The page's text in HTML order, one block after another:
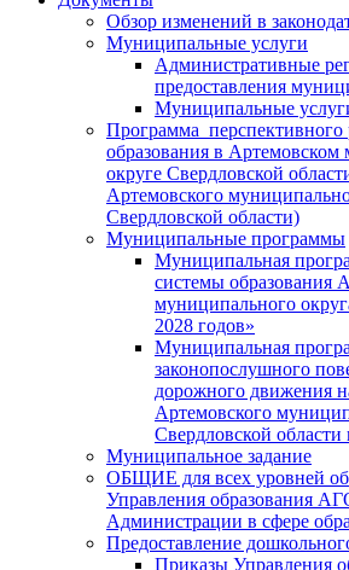
Обзор изменений в
Муниципальные услуги
Административные
предоставления
Муниципальные
Программа перспективного
образования в
округе Свердловской
Артемовского
Свердловской области)
Муниципальные программы
Муниципальная
системы образования
муниципального
2028 годов»
Муниципальная
законопослушного
дорожного движения
Артемовского
Свердловской
Муниципальное задание
ОБЩИЕ для всех уровней
Управления образования
Администрации в сфере
Предоставление
Приказы Управления